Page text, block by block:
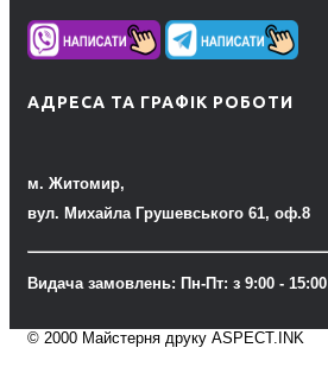
АДРЕСА ТА ГРАФІК РОБОТИ
м. Житомир,
вул. Михайла Грушевського 61, оф.8
Видача замовлень: Пн-Пт: з 9:00 - 15:00
© 2000 Майстерня друку ASPECT.INK